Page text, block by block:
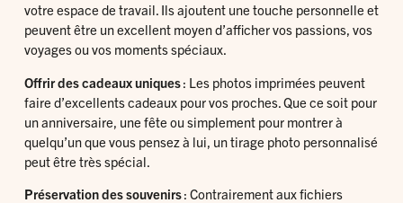
votre espace de travail. Ils ajoutent une touche personnelle et
peuvent être un excellent moyen d’afficher vos passions, vos
voyages ou vos moments spéciaux.
Offrir des cadeaux uniques: Les photos imprimées peuvent
faire d’excellents cadeaux pour vos proches. Que ce soit pour
un anniversaire, une fête ou simplement pour montrer à
quelqu’un que vous pensez à lui, un tirage photo personnalisé
peut être très spécial.
Préservation des souvenirs: Contrairement aux fichiers